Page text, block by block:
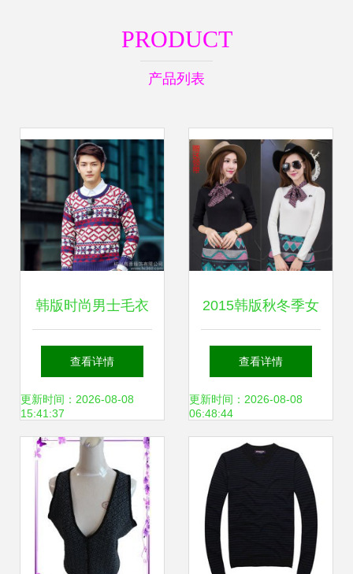
PRODUCT
产品列表
韩版时尚男士毛衣
经典民族风图案，
修身套头设计尽显
个性风采
查看详情
更新时间：2026-08-08
15:41:37
2015韩版秋冬季女
装趋势 短款修身圆
领针织衫搭配领带
的纯色美学
查看详情
更新时间：2026-08-08
06:48:44